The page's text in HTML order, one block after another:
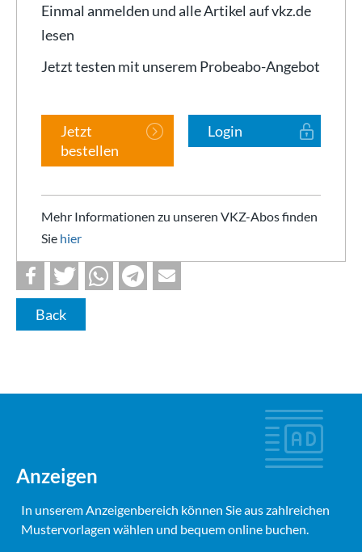
Einmal anmelden und alle Artikel auf vkz.de
lesen
Jetzt testen mit unserem Probeabo-Angebot
Jetzt
bestellen
Login
Mehr Informationen zu unseren VKZ-Abos finden
Sie hier
Back
Anzeigen
In unserem Anzeigenbereich können Sie aus zahlreichen
Mustervorlagen wählen und bequem online buchen.